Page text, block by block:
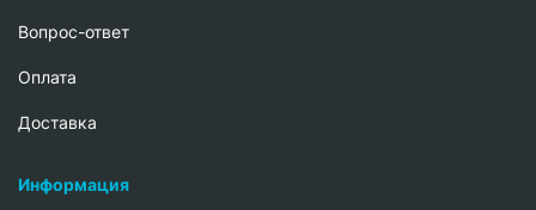
Вопрос-ответ
Oплата
Доставка
Информация